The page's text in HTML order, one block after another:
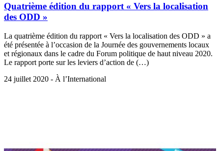
Quatrième édition du rapport « Vers la localisation
des ODD »
La quatrième édition du rapport « Vers la localisation des ODD » a
été présentée à l’occasion de la Journée des gouvernements locaux
et régionaux dans le cadre du Forum politique de haut niveau 2020.
Le rapport porte sur les leviers d’action de (…)
24 juillet 2020 - À l’International